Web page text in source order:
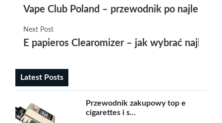
Vape Club Poland – przewodnik po
Next Post
E papieros Clearomizer – jak wybrać
Latest Posts
Przewodnik zakupowy top e
cigarettes i s...